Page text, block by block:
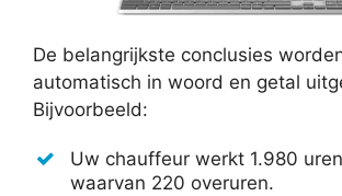
De belangrijkste conclusies
automatisch in woord en getal
Bijvoorbeeld:
Uw chauffeur werkt 1.980
waarvan 220 overuren.